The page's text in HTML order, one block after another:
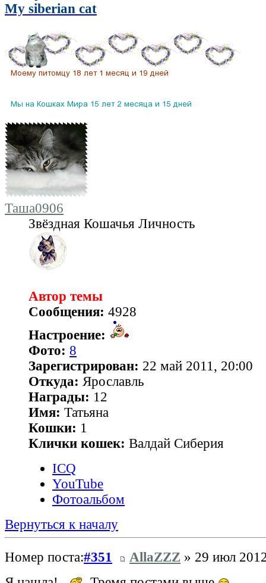
My siberian cat
Таша0906
Звёздная Кошачья Личность
Автор темы
Сообщения: 4928
Настроение:
Фото: 8
Зарегистрирован: 22 май 2011, 20:00
Откуда: Ярославль
Награды: 12
Имя: Татьяна
Кошки: 1
Клички кошек: Валдай Сиберия
ICQ
YouTube
Фотоальбом
Вернуться к началу
Номер поста:#351 AllaZZZ » 29 июл